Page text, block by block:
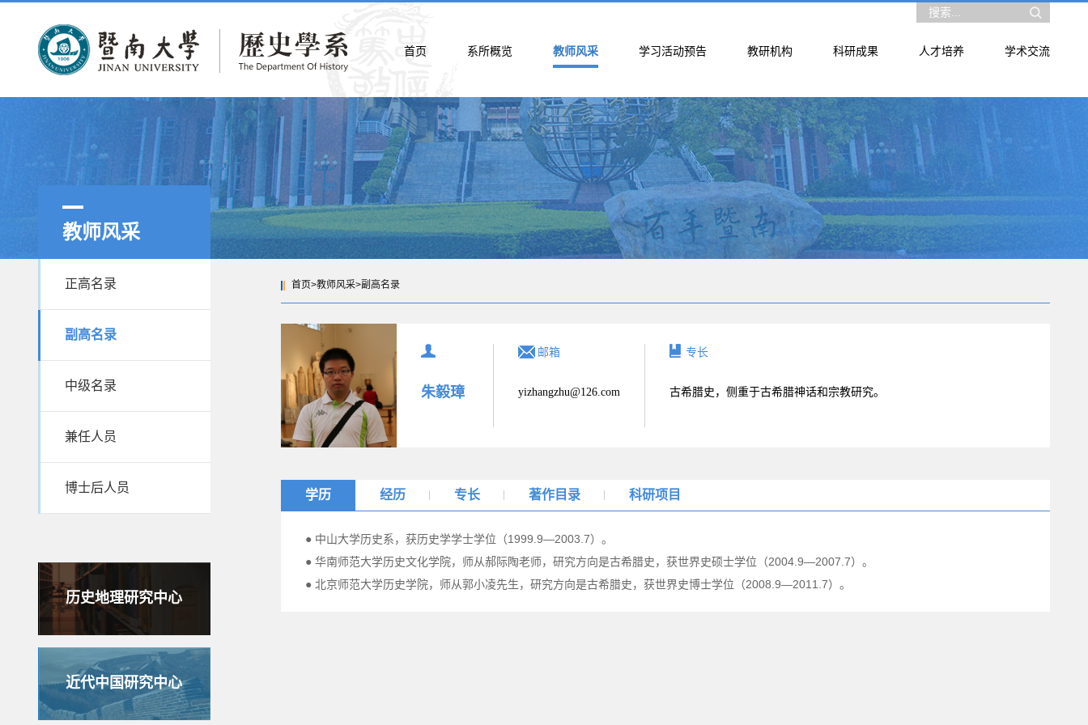
首页 系所概览 教师风采 学习活动预告 教研机构 科研成果 人才培养 学术交流
教师风采
正高名录
副高名录
中级名录
兼任人员
博士后人员
历史地理研究中心
近代中国研究中心
首页>教师风采>副高名录
朱毅璋
邮箱
yizhangzhu@126.com
专长
古希腊史，侧重于古希腊神话和宗教研究。
学历 经历 专长 著作目录 科研项目
● 中山大学历史系，获历史学学士学位（1999.9—2003.7）。
● 华南师范大学历史文化学院，师从郝际陶老师，研究方向是古希腊史，获世界史硕士学位（2004.9—2007.7）。
● 北京师范大学历史学院，师从郭小凌先生，研究方向是古希腊史，获世界史博士学位（2008.9—2011.7）。